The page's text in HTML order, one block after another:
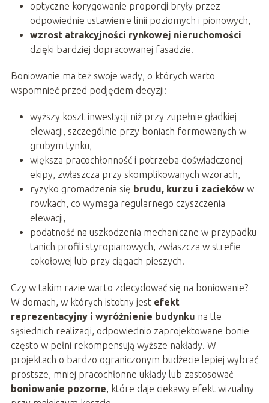
optyczne korygowanie proporcji bryły przez
odpowiednie ustawienie linii poziomych i pionowych,
wzrost atrakcyjności rynkowej nieruchomości
dzięki bardziej dopracowanej fasadzie.
Boniowanie ma też swoje wady, o których warto
wspomnieć przed podjęciem decyzji:
wyższy koszt inwestycji niż przy zupełnie gładkiej
elewacji, szczególnie przy boniach formowanych w
grubym tynku,
większa pracochłonność i potrzeba doświadczonej
ekipy, zwłaszcza przy skomplikowanych wzorach,
ryzyko gromadzenia się brudu, kurzu i zaciekóww
rowkach, co wymaga regularnego czyszczenia
elewacji,
podatność na uszkodzenia mechaniczne w przypadku
tanich profili styropianowych, zwłaszcza w strefie
cokołowej lub przy ciągach pieszych.
Czy w takim razie warto zdecydować się na boniowanie?
W domach, w których istotny jest efekt
reprezentacyjny i wyróżnienie budynku na tle
sąsiednich realizacji, odpowiednio zaprojektowane bonie
często w pełni rekompensują wyższe nakłady. W
projektach o bardzo ograniczonym budżecie lepiej wybrać
prostsze, mniej pracochłonne układy lub zastosować
boniowanie pozorne, które daje ciekawy efekt wizualny